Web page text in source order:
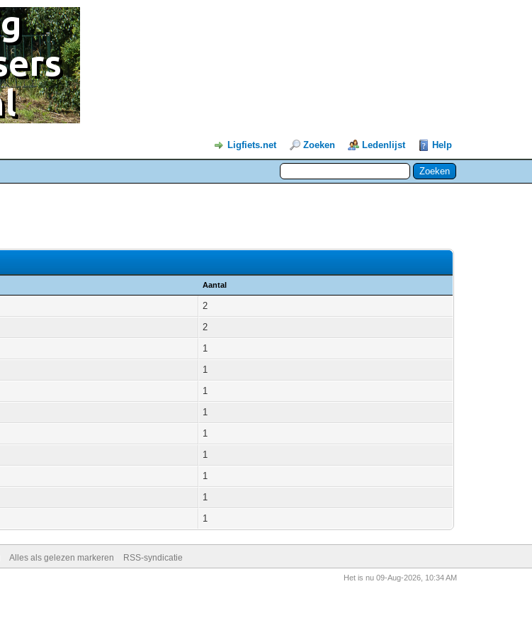
Ligfiets.net Zoeken Ledenlijst Help
Aantal
2
2
1
1
1
1
1
1
1
1
1
Alles als gelezen markeren RSS-syndicatie
Het is nu 09-Aug-2026, 10:34 AM